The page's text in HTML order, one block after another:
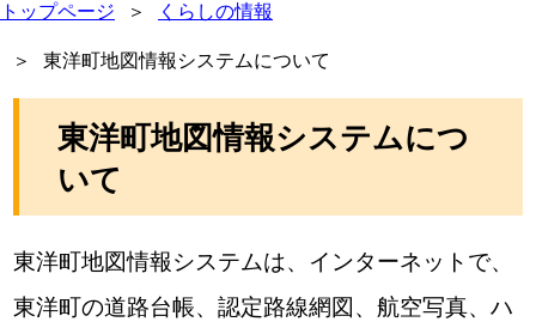
トップページ くらしの情報
東洋町地図情報システムについて
東洋町地図情報システムにつ
いて
東洋町地図情報システムは、インターネットで、
東洋町の道路台帳、認定路線網図、航空写真、ハ